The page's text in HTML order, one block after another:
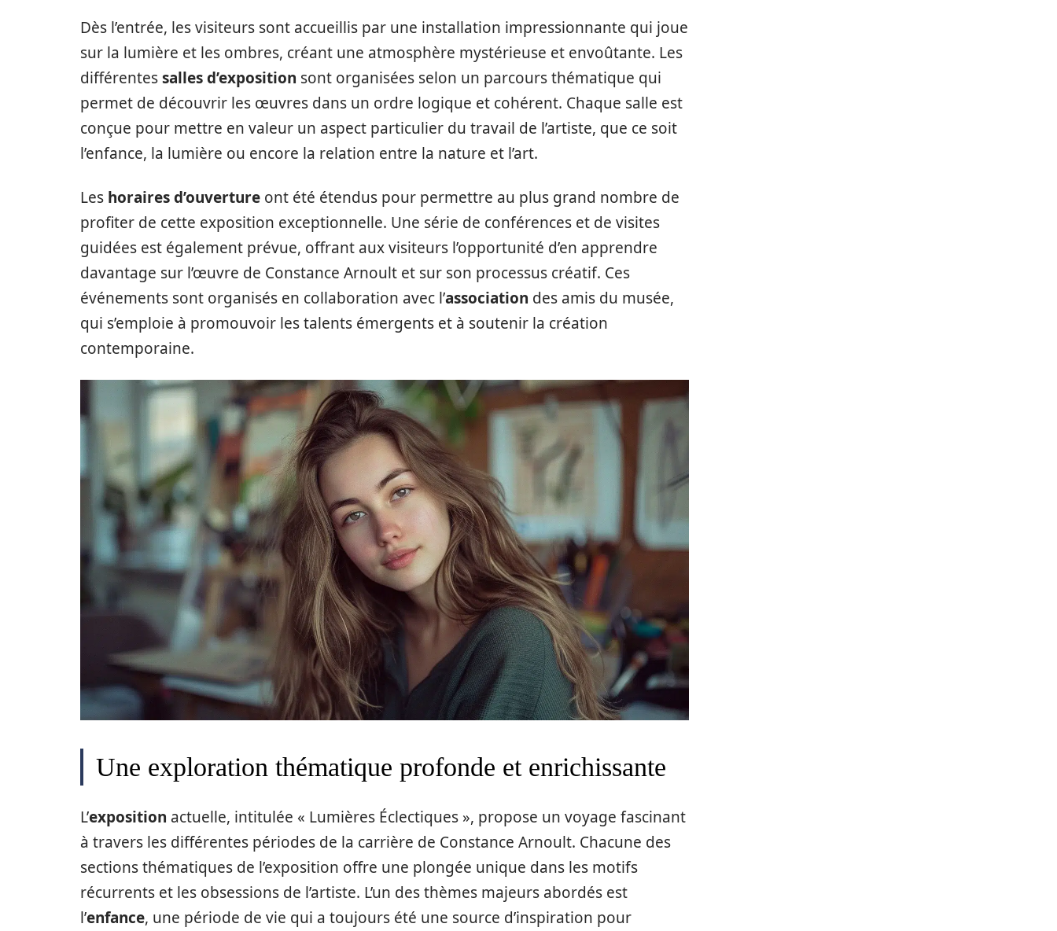
Dès l’entrée, les visiteurs sont accueillis par une installation impressionnante qui joue
sur la lumière et les ombres, créant une atmosphère mystérieuse et envoûtante. Les
différentessalles d’exposition sont organisées selon un parcours thématique qui
permet de découvrir les œuvres dans un ordre logique et cohérent. Chaque salle est
conçue pour mettre en valeur un aspect particulier du travail de l’artiste, que ce soit
l’enfance, la lumière ou encore la relation entre la nature et l’art.
Les horaires d’ouverture ont été étendus pour permettre au plus grand nombre de
profiter de cette exposition exceptionnelle. Une série de conférences et de visites
guidées est également prévue, offrant aux visiteurs l’opportunité d’en apprendre
davantage sur l’œuvre de Constance Arnoult et sur son processus créatif. Ces
événements sont organisés en collaboration avec l’association des amis du musée,
qui s’emploie à promouvoir les talents émergents et à soutenir la création
contemporaine.
Une exploration thématique profonde et enrichissante
L’exposition actuelle, intitulée « Lumières Éclectiques », propose un voyage fascinant
à travers les différentes périodes de la carrière de Constance Arnoult. Chacune des
sections thématiques de l’exposition offre une plongée unique dans les motifs
récurrents et les obsessions de l’artiste. L’un des thèmes majeurs abordés est
l’enfance, une période de vie qui a toujours été une source d’inspiration pour